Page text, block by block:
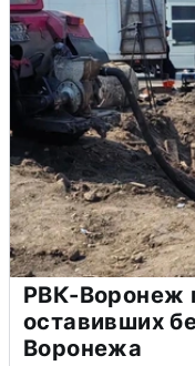
РВК-Воронеж
оставивших
Воронежа